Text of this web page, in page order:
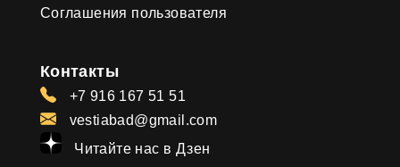
Соглашения пользователя
Контакты
+7 916 167 51 51
vestiabad@gmail.com
Читайте нас в Дзен